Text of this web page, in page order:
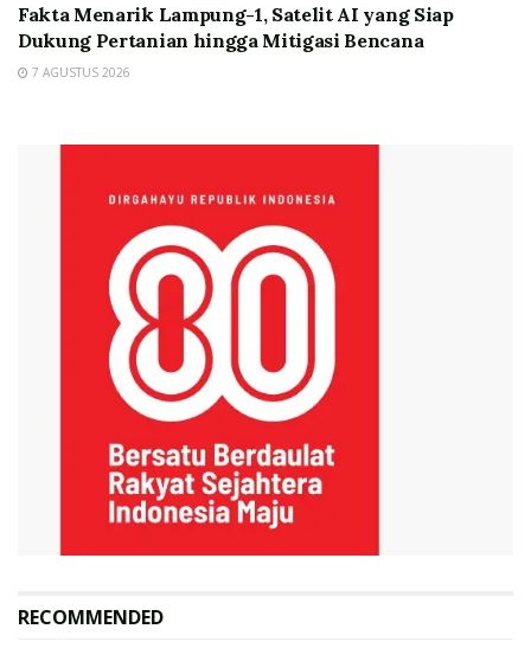
Fakta Menarik Lampung-1, Satelit AI yang Siap
Dukung Pertanian hingga Mitigasi Bencana
7 AGUSTUS 2026
RECOMMENDED